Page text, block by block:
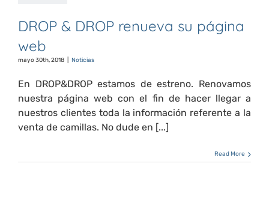
DROP & DROP renueva su página
web
mayo 30th, 2018 Noticias
En DROP&DROP estamos de estreno. Renovamos
nuestra página web con el fin de hacer llegar a
nuestros clientes toda la información referente a la
venta de camillas. No dude en [...]
Read More